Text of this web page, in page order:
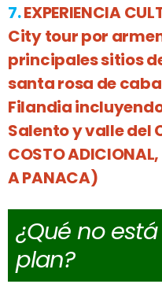
7.EXPERIENCIA
City tour por
principales sitios
santa rosa de
Filandia
Salento y valle del
COSTO ADICIONAL,
A PANACA)
¿Qué no
plan?